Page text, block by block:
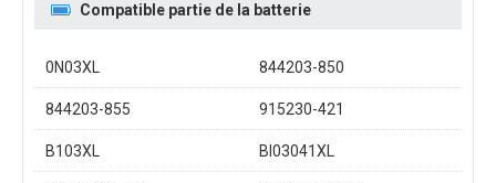
Compatible partie de la batterie
0N03XL 844203-850
844203-855 915230-421
B103XL BI03041XL